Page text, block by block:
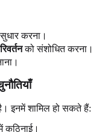
करना।
को संशोधित करना।
इनमें शामिल हो सकते हैं:
कठिनाई।